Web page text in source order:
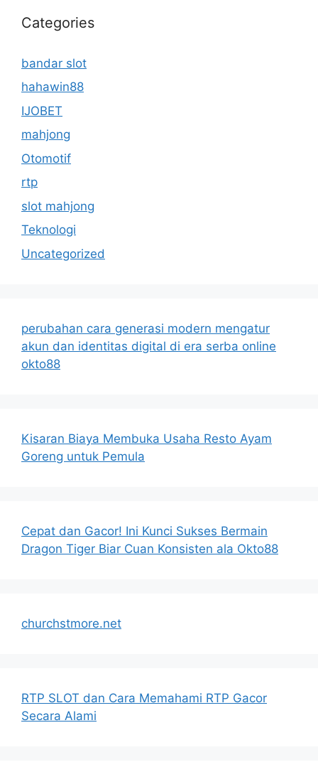
Categories
bandar slot
hahawin88
IJOBET
mahjong
Otomotif
rtp
slot mahjong
Teknologi
Uncategorized
perubahan cara generasi modern mengatur
akun dan identitas digital di era serba online
okto88
Kisaran Biaya Membuka Usaha Resto Ayam
Goreng untuk Pemula
Cepat dan Gacor! Ini Kunci Sukses Bermain
Dragon Tiger Biar Cuan Konsisten ala Okto88
churchstmore.net
RTP SLOT dan Cara Memahami RTP Gacor
Secara Alami